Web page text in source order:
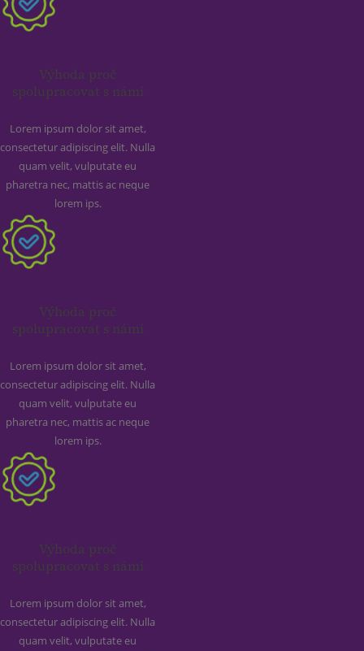
Výhoda proč
spolupracovat s námi
Lorem ipsum dolor sit amet,
consectetur adipiscing elit. Nulla
quam velit, vulputate eu
pharetra nec, mattis ac neque
lorem ips.
Výhoda proč
spolupracovat s námi
Lorem ipsum dolor sit amet,
consectetur adipiscing elit. Nulla
quam velit, vulputate eu
pharetra nec, mattis ac neque
lorem ips.
Výhoda proč
spolupracovat s námi
Lorem ipsum dolor sit amet,
consectetur adipiscing elit. Nulla
quam velit, vulputate eu